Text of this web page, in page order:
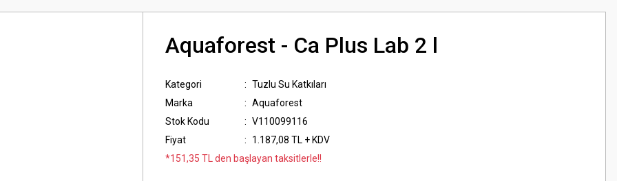
Aquaforest - Ca Plus Lab 2 l
Kategori
Tuzlu Su Katkıları
Marka
Aquaforest
Stok Kodu
V110099116
Fiyat
1.187,08 TL + KDV
*151,35 TL den başlayan taksitlerle!!